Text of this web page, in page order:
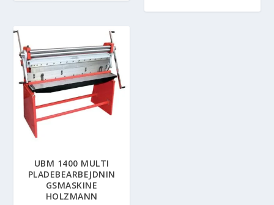
UBM 1400 MULTI
PLADEBEARBEJDNIN
GSMASKINE
HOLZMANN